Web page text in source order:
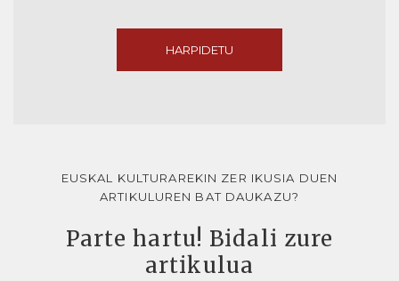
HARPIDETU
EUSKAL KULTURAREKIN ZER IKUSIA DUEN
ARTIKULUREN BAT DAUKAZU?
Parte hartu! Bidali zure
artikulua